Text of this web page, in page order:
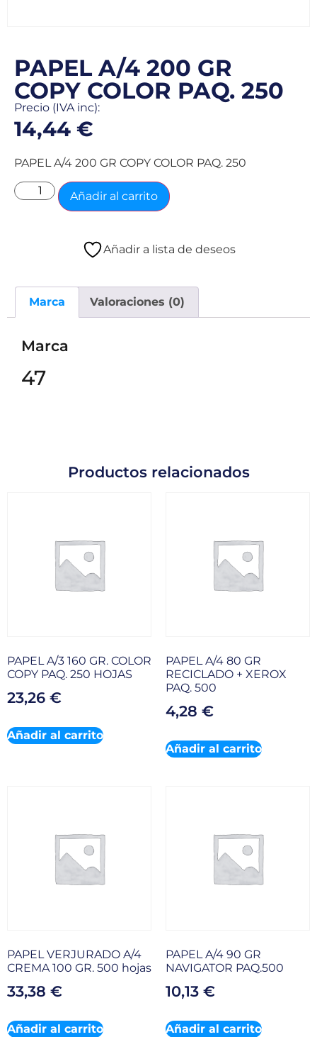
PAPEL A/4 200 GR
COPY COLOR PAQ. 250
Precio (IVA inc):
14,44 €
PAPEL A/4 200 GR COPY COLOR PAQ. 250
Añadir al carrito
Añadir a lista de deseos
Marca Valoraciones (0)
Marca
47
Productos relacionados
PAPEL A/3 160 GR. COLOR
COPY PAQ. 250 HOJAS
23,26 €
Añadir al carrito
PAPEL A/4 80 GR
RECICLADO + XEROX
PAQ. 500
4,28 €
Añadir al carrito
PAPEL VERJURADO A/4
CREMA 100 GR. 500 hojas
33,38 €
Añadir al carrito
PAPEL A/4 90 GR
NAVIGATOR PAQ.500
10,13 €
Añadir al carrito